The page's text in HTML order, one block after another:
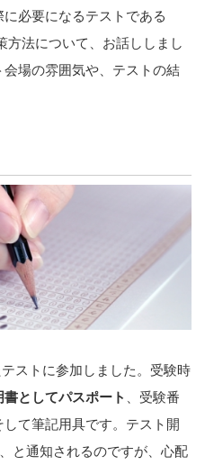
に必要になるテストである
方法について、お話ししまし
場の雰囲気や、テストの結
ストに参加しました。受験時
書としてパスポート
、受験番
て筆記用具です。テスト開
と通知されるのですが、心配